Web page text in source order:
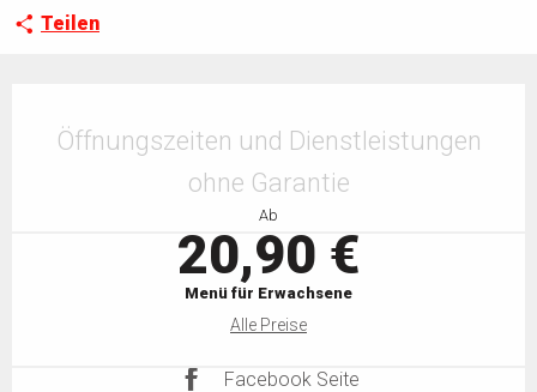
Teilen
Öffnungszeiten und Dienstleistungen
ohne Garantie
Ab
20,90 €
Menü für Erwachsene
Alle Preise
Facebook Seite